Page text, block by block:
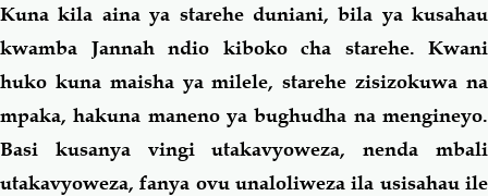
Familia-Jamii Maswali-Majibu
Chemsha Bongo Vitabu
Mapishi
Kuna kila aina ya starehe duniani, bila ya kusahau
kwamba Jannah ndio kiboko cha starehe. Kwani
huko kuna maisha ya milele, starehe zisizokuwa na
mpaka, hakuna maneno ya bughudha na mengineyo.
Basi kusanya vingi utakavyoweza, nenda mbali
utakavyoweza, fanya ovu unaloliweza ila usisahau ile